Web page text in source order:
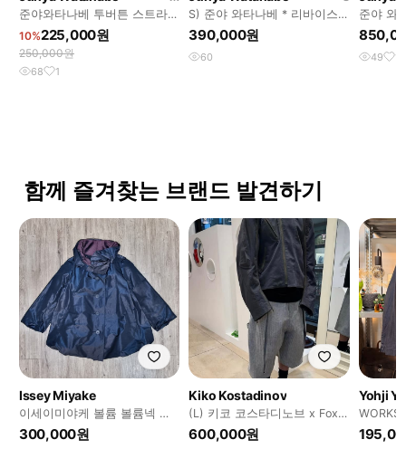
준야와타나베 투버튼 스트라이
프 자켓
10%225,000원
250,000원
68 1
S) 준야 와타나베 * 리바이스
데님 트러커 자켓
390,000원
60
준야 와
이더 코
49 1
함께 즐겨찾는 브랜드 발견하기
Issey Miyake
이세이미야케 볼륨 볼륨넥 주
름 숏 자켓 M _ 여성, 실측 확
인
300,000원
Kiko Kostadinov
(L) 키코 코스타디노브 x Fox
Lab 폭스랩 모토 자켓 차콜
600,000원
Yohji
견장 원